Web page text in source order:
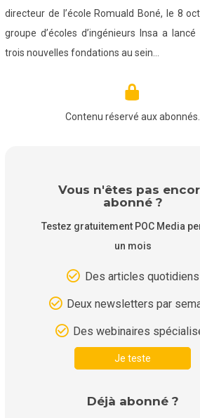
directeur de l’école Romuald Boné, le 8
groupe d’écoles d’ingénieurs Insa a
trois nouvelles fondations au sein…
Contenu réservé aux abonnés.
Vous n'êtes pas
abonné ?
Testez gratuitement POC Media
un mois
Des articles quotidiens
Deux newsletters par
Des webinaires
Je teste
Déjà abonné ?